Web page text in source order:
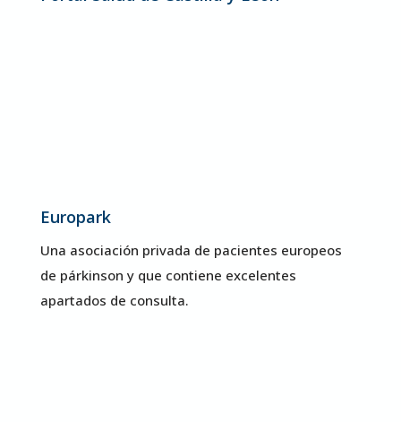
Europark
Una asociación privada de pacientes europeos
de párkinson y que contiene excelentes
apartados de consulta.